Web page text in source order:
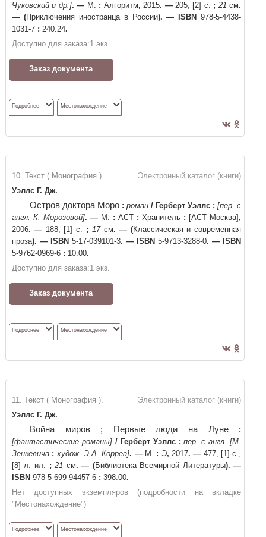
Чуковский и др.]. — М. : Алгоритм, 2015. —205, [2] с. ; 21 см.
— (Приключения иностранца в России). — ISBN 978-5-4438-
1031-7 : 240.24.
Доступно для заказа:1 экз.
Заказ документа
Подробнее Местонахождение
Электронный каталог (книги)
10. Текст ( Монография ).
Уэллс Г. Дж.
Остров доктора Моро : роман / Герберт Уэллс ; [пер. с
англ. К. Морозовой]. — М. : АСТ : Хранитель : [АСТ Москва] ,
2006. —188, [1] с. ; 17см. — (Классическая и современная
проза). — ISBN 5-17-039101-3. — ISBN 5-9713-3288-0. — ISBN
5-9762-0969-6 : 10.00.
Доступно для заказа:1 экз.
Заказ документа
Подробнее Местонахождение
Электронный каталог (книги)
11. Текст ( Монография ).
Уэллс Г. Дж.
Война миров ; Первые люди на Луне
:
[фантастические романы] / Герберт Уэллс ; пер. с англ. [М.
Зенкевича ; худож. Э.А. Корреа]. —М. : Э, 2017. — 477, [1] с.,
[8] л. ил. ; 21 см. — (Библиотека Всемирной Литературы). —
ISBN 978-5-699-94457-6 : 398.00.
Нет доступных экземпляров (подробности на вкладке
"Местонахождение")
Подробнее Местонахождение